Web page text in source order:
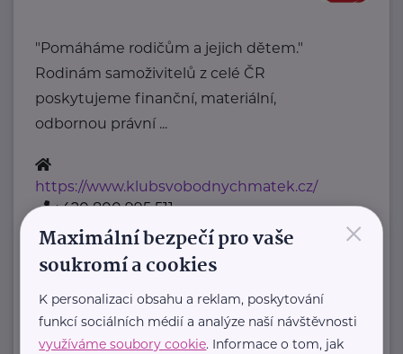
"Pomáháme rodičům a jejich dětem."
Rodinám samoživitelů z celé ČR
poskytujeme finanční, materiální,
odbornou právní ...
https://www.klubsvobodnychmatek.cz/
+420 800 995 511
info@klubsvobodnychmatek.cz
Povltavská 5/74 Praha 7 – Troja
"Dáváme oblečení nový život,
×
Maximální bezpečí pro vaše
soukromí a cookies
K personalizaci obsahu a reklam, poskytování
funkcí sociálních médií a analýze naší návštěvnosti
využíváme soubory cookie. Informace o tom, jak